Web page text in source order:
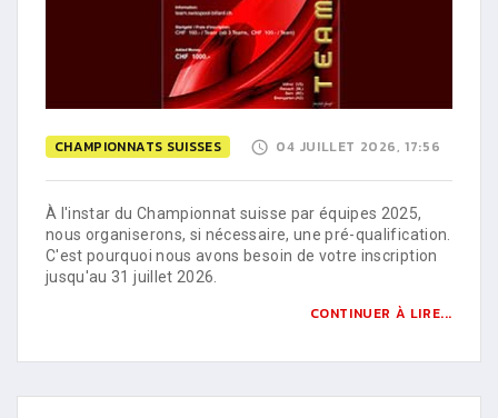
CHAMPIONNATS SUISSES 04 JUILLET 2026, 17:56
À l'instar du Championnat suisse par équipes 2025,
nous organiserons, si nécessaire, une pré-qualification.
C'est pourquoi nous avons besoin de votre inscription
jusqu'au 31 juillet 2026.
CONTINUER À LIRE...